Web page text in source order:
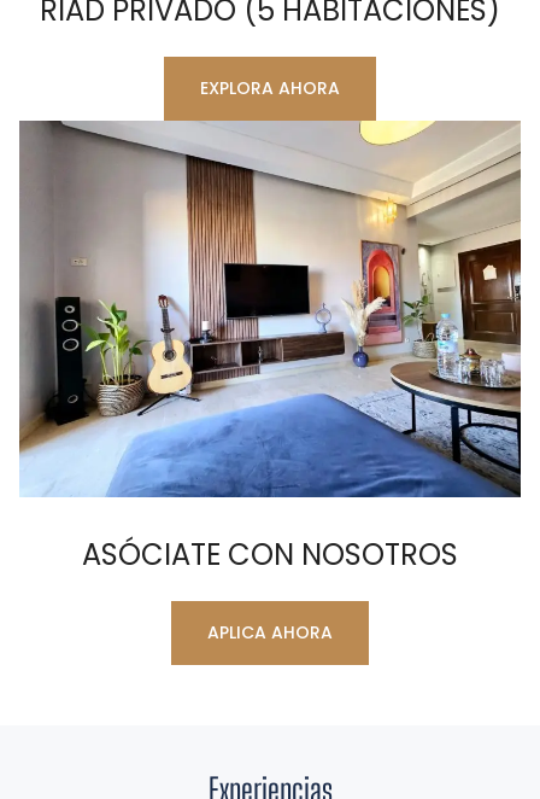
RIAD PRIVADO (5 HABITACIONES)
EXPLORA AHORA
ASÓCIATE CON NOSOTROS
APLICA AHORA
Experiencias